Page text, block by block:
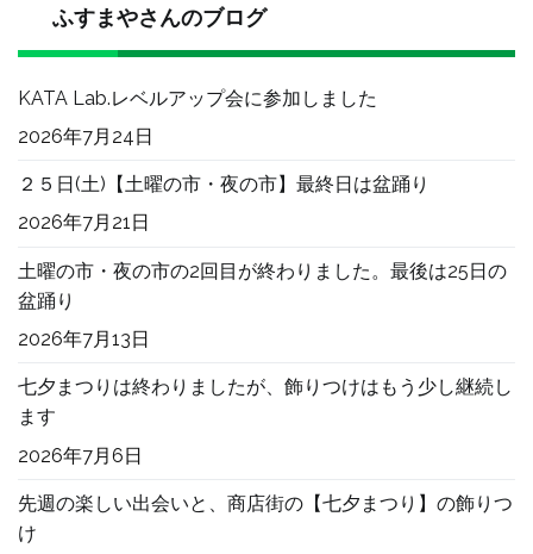
ま
の
ふすまやさんのブログ
KATA Lab.レベルアップ会に参加しました
2026年7月24日
２５日(土)【土曜の市・夜の市】最終日は盆踊り
2026年7月21日
土曜の市・夜の市の2回目が終わりました。最後は25日の
盆踊り
2026年7月13日
七夕まつりは終わりましたが、飾りつけはもう少し継続し
ます
2026年7月6日
先週の楽しい出会いと、商店街の【七夕まつり】の飾りつ
け